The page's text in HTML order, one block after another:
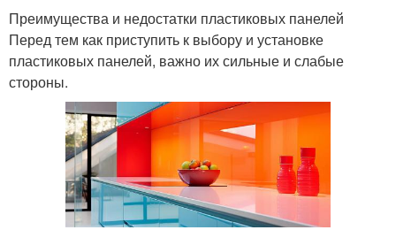
Преимущества и недостатки пластиковых панелей
Перед тем как приступить к выбору и установке
пластиковых панелей, важно их сильные и слабые
стороны.